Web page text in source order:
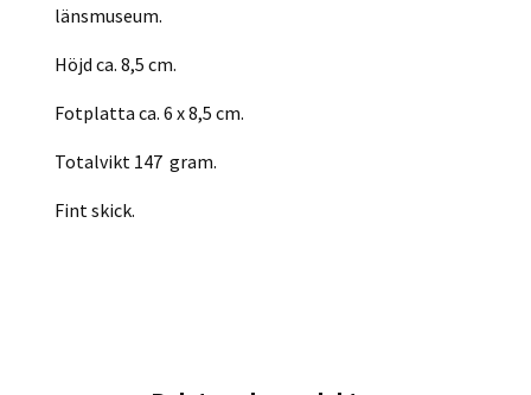
länsmuseum.
Höjd ca. 8,5 cm.
Fotplatta ca. 6 x 8,5 cm.
Totalvikt 147 gram.
Fint skick.